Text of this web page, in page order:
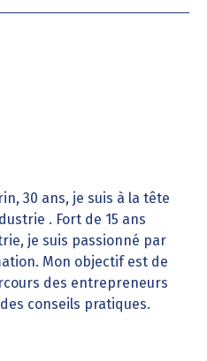
30 ans, je suis à la tête
. Fort de 15 ans
je suis passionné par
Mon objectif est de
des entrepreneurs
conseils pratiques.